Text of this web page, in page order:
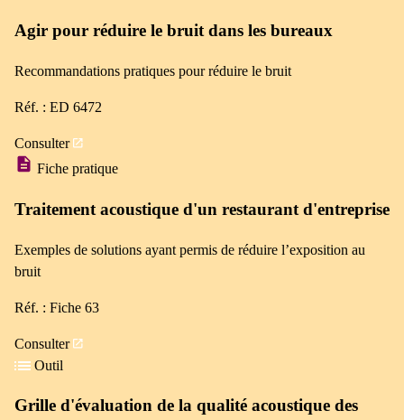
Agir pour réduire le bruit dans les bureaux
Recommandations pratiques pour réduire le bruit
Réf. : ED 6472
Consulter
Fiche pratique
Traitement acoustique d'un restaurant d'entreprise
Exemples de solutions ayant permis de réduire l’exposition au
bruit
Réf. : Fiche 63
Consulter
Outil
Grille d'évaluation de la qualité acoustique des